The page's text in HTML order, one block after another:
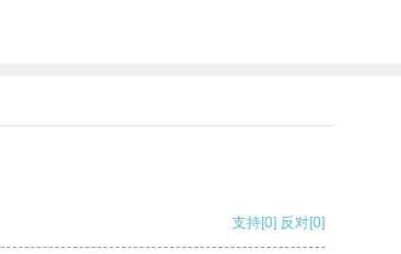
支持[0] 反对[0]